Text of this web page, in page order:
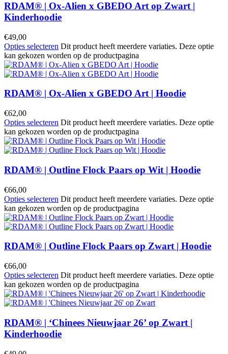
RDAM® | Ox-Alien x GBEDO Art op Zwart |
Kinderhoodie
€49,00
Opties selecteren Dit product heeft meerdere variaties. Deze optie
kan gekozen worden op de productpagina
RDAM® | Ox-Alien x GBEDO Art | Hoodie
€62,00
Opties selecteren Dit product heeft meerdere variaties. Deze optie
kan gekozen worden op de productpagina
RDAM® | Outline Flock Paars op Wit | Hoodie
€66,00
Opties selecteren Dit product heeft meerdere variaties. Deze optie
kan gekozen worden op de productpagina
RDAM® | Outline Flock Paars op Zwart | Hoodie
€66,00
Opties selecteren Dit product heeft meerdere variaties. Deze optie
kan gekozen worden op de productpagina
RDAM® | ‘Chinees Nieuwjaar 26’ op Zwart |
Kinderhoodie